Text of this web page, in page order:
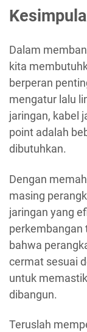
Dalam
kita
berperan
mengatur lalu
jaringan, kabel
point adalah
dibutuhkan.
Dengan
masing
jaringan yang
perkembangan
bahwa
cermat sesuai
untuk
dibangun.
Teruslah